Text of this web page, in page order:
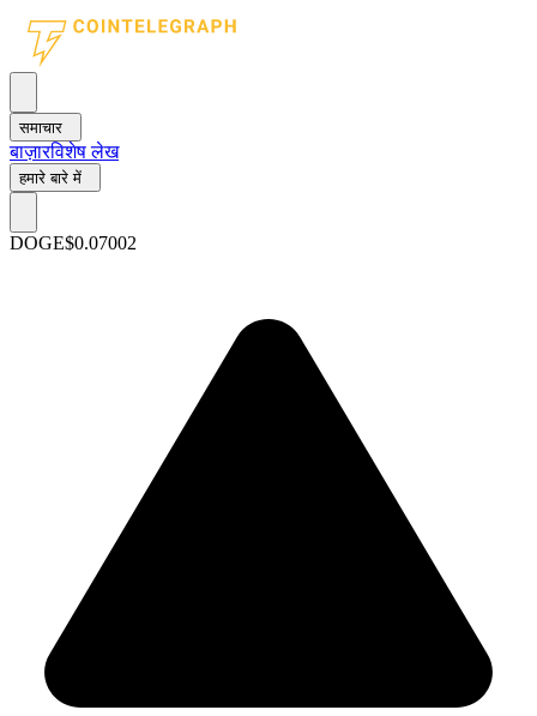
समाचार
बाज़ारविशेष लेख
हमारे बारे में
DOGE$0.07002